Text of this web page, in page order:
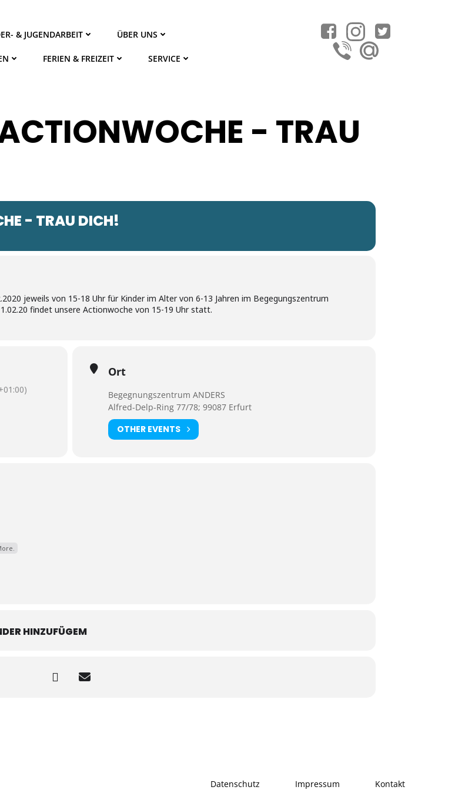
& JUGENDARBEIT ÜBER UNS
FERIEN & FREIZEIT SERVICE
- TRAU
- TRAU DICH!
jeweils von 15-18 Uhr für Kinder im Alter von 6-13 Jahren im Begegungszentrum
findet unsere Actionwoche von 15-19 Uhr statt.
Ort
Begegnungszentrum ANDERS
Alfred-Delp-Ring 77/78; 99087 Erfurt
OTHER EVENTS
HINZUFÜGEM
Datenschutz Impressum Kontakt